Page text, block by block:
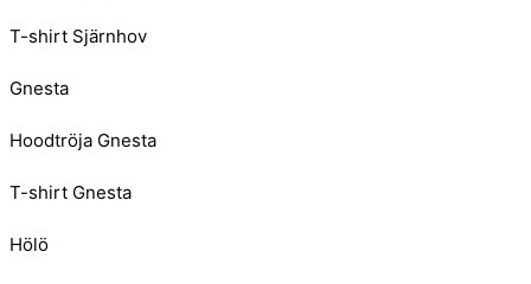
T-shirt Sjärnhov
Gnesta
Hoodtröja Gnesta
T-shirt Gnesta
Hölö